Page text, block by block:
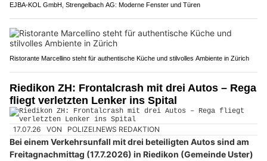
EJBA-KOL GmbH, Strengelbach AG: Moderne Fenster und Türen
Ristorante Marcellino steht für authentische Küche und stilvolles Ambiente in Zürich
Riedikon ZH: Frontalcrash mit drei Autos – Rega
fliegt verletzten Lenker ins Spital
17.07.26 VON POLIZEI.NEWS REDAKTION
Bei einem Verkehrsunfall mit drei beteiligten Autos sind am
Freitagnachmittag (17.7.2026) in Riedikon (Gemeinde Uster)